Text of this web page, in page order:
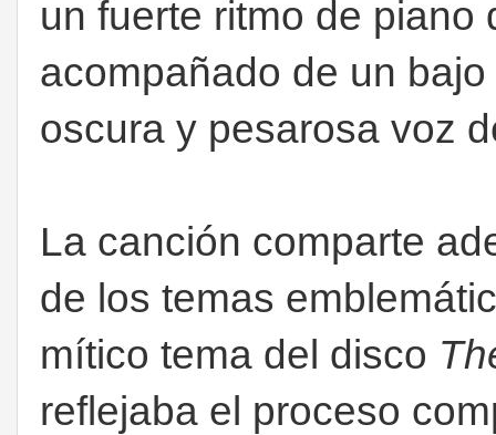
un fuerte ritmo de piano
acompañado de un
oscura y pesarosa voz
La canción comparte
de los temas
mítico tema del disco
reflejaba el proceso